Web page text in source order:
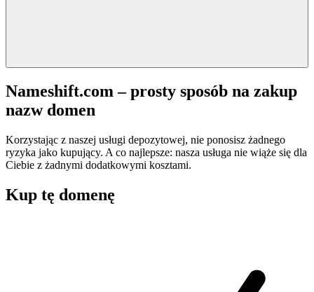
Nameshift.com – prosty sposób na zakup
nazw domen
Korzystając z naszej usługi depozytowej, nie ponosisz żadnego
ryzyka jako kupujący. A co najlepsze: nasza usługa nie wiąże się dla
Ciebie z żadnymi dodatkowymi kosztami.
Kup tę domenę